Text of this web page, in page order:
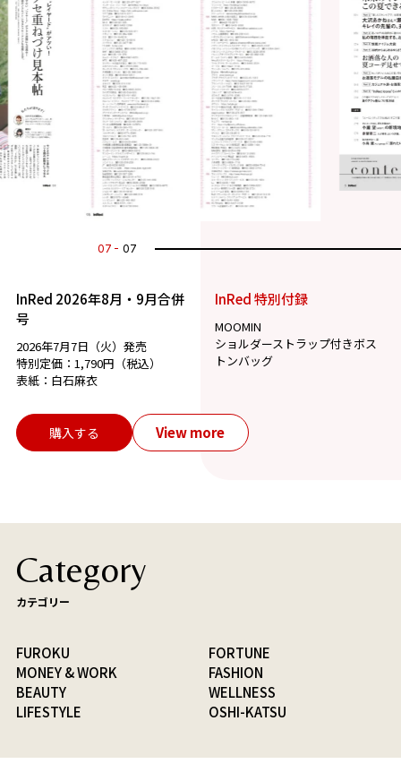
07 07
InRed 2026年8月・9月合併
号
2026年7月7日（火）発売
特別定価：1,790円（税込）
表紙：白石麻衣
InRed 特別付録
MOOMIN
ショルダーストラップ付きボス
トンバッグ
購入する View more
Category
カテゴリー
FUROKU
FORTUNE
MONEY & WORK
FASHION
BEAUTY
WELLNESS
LIFESTYLE
OSHI-KATSU